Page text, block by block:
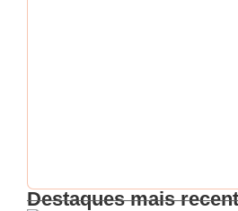
Destaques mais